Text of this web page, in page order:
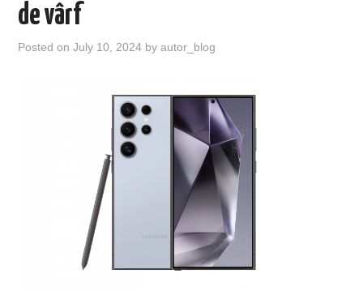
de vârf
Posted onJuly 10, 2024 byautor_blog